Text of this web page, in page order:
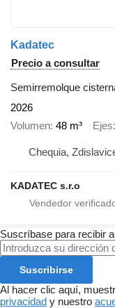
Kadatec
Precio a consultar
Semirremolque
2026
Volumen 48 m³ Ejes
Chequia,
KADATEC s.r.o
Suscríbase para recibir
Suscribirse
Al hacer clic aquí,
privacidad y nuestro